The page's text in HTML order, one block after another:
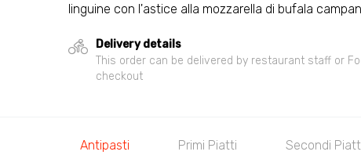
linguine con l'astice alla mozzarella di bufala
Delivery details
This order can be delivered by restaurant staff or
checkout
Antipasti Primi Piatti Secondi